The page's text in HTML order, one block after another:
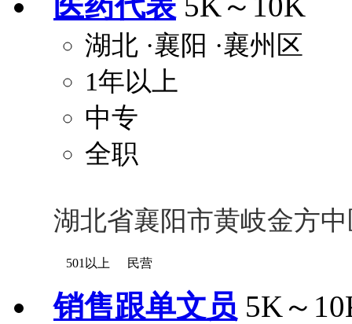
湖北 ·襄阳 ·襄州区
1年以上
中专
全职
湖北省襄阳市黄岐金方
501以上 民营
销售跟单文员 5K～